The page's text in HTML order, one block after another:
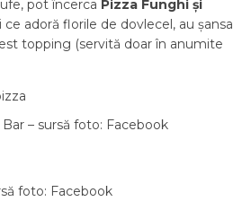
pot încerca Pizza Funghi și
ce adoră florile de dovlecel, au șansa
topping (servită doar în anumite
– sursă foto: Facebook
foto: Facebook